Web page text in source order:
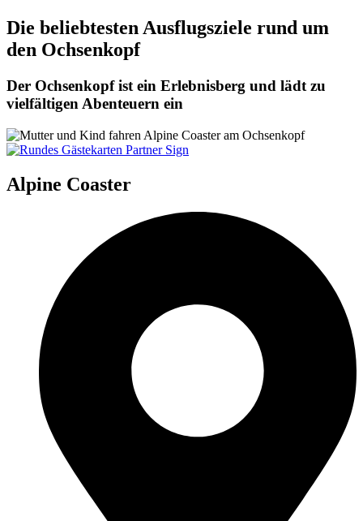
Die beliebtesten Ausflugsziele rund um
den Ochsenkopf
Der Ochsenkopf ist ein Erlebnisberg und lädt zu
vielfältigen Abenteuern ein
Alpine Coaster